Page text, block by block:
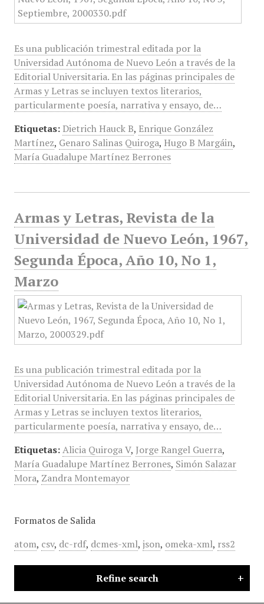
Es una publicación trimestral editada por la
Universidad Autónoma de Nuevo León a través de la
Editorial Universitaria. En las páginas principales de
Armas y Letras se incluyen textos literarios,
particularmente poesía, narrativa y ensayo, de…
Etiquetas: Dietrich Hauck B, Enrique González
Martínez, Genaro Salinas Quiroga, Hugo B Margáin,
María Guadalupe Martínez Berrones
Armas y Letras, Revista de la
Universidad de Nuevo León, 1967,
Segunda Época, Año 10, No 1,
Marzo
Es una publicación trimestral editada por la
Universidad Autónoma de Nuevo León a través de la
Editorial Universitaria. En las páginas principales de
Armas y Letras se incluyen textos literarios,
particularmente poesía, narrativa y ensayo, de…
Etiquetas: Alicia Quiroga V, Jorge Rangel Guerra,
María Guadalupe Martínez Berrones, Simón Salazar
Mora, Zandra Montemayor
Formatos de Salida
atom, csv, dc-rdf, dcmes-xml, json, omeka-xml, rss2
Refine search